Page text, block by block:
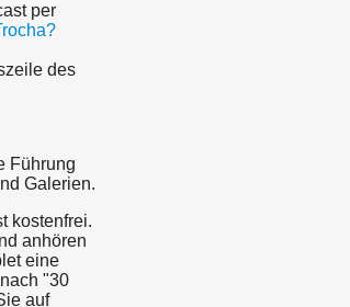
per
des
Führung
Galerien.
kostenfrei.
anhören
eine
"30
auf